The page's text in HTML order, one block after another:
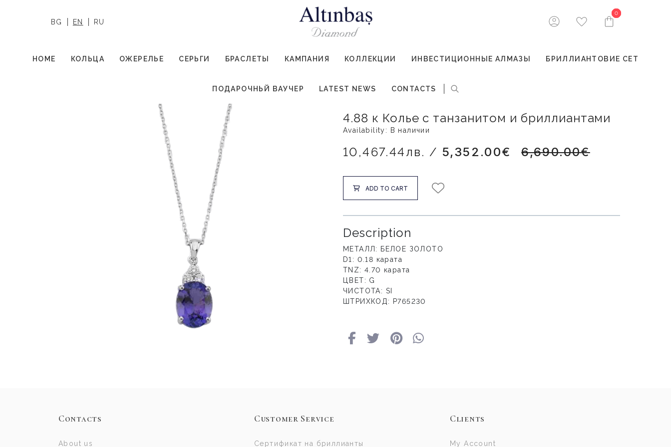
BG EN RU
0
0
HOME КОЛЬЦА ОЖЕРЕЛЬЕ СЕРЬГИ БРАСЛЕТЫ КАМПАНИЯ КОЛЛЕКЦИИ ИНВЕСТИЦИОННЫЕ АЛМАЗЫ БРИЛЛИАНТОВИЕ СЕТ
ПОДАРОЧНЬЙ ВАУЧЕР LATEST NEWS CONTACTS
4.88 к Колье с танзанитом и бриллиантами
Availability: В наличии
10,467.44лв. / 5,352.00€ 6,690.00€
ADD TO CART
Description
МЕТАЛЛ: БЕЛОЕ ЗОЛОТО
D1: 0.18 карата
TNZ: 4.70 карата
ЦВЕТ: G
ЧИСТОТА: SI
ШТРИХКОД: Р765230
Contacts
About us
Customer Service
Сертификат на бриллианты
Clients
My Account